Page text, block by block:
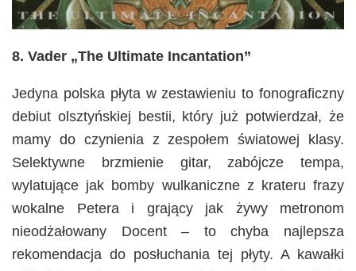
8. Vader „The Ultimate Incantation”
Jedyna polska płyta w zestawieniu to fonograficzny
debiut olsztyńskiej bestii, który już potwierdzał, że
mamy do czynienia z zespołem światowej klasy.
Selektywne brzmienie gitar, zabójcze tempa,
wylatujące jak bomby wulkaniczne z krateru frazy
wokalne Petera i grający jak żywy metronom
nieodżałowany Docent – to chyba najlepsza
rekomendacja do posłuchania tej płyty. A kawałki